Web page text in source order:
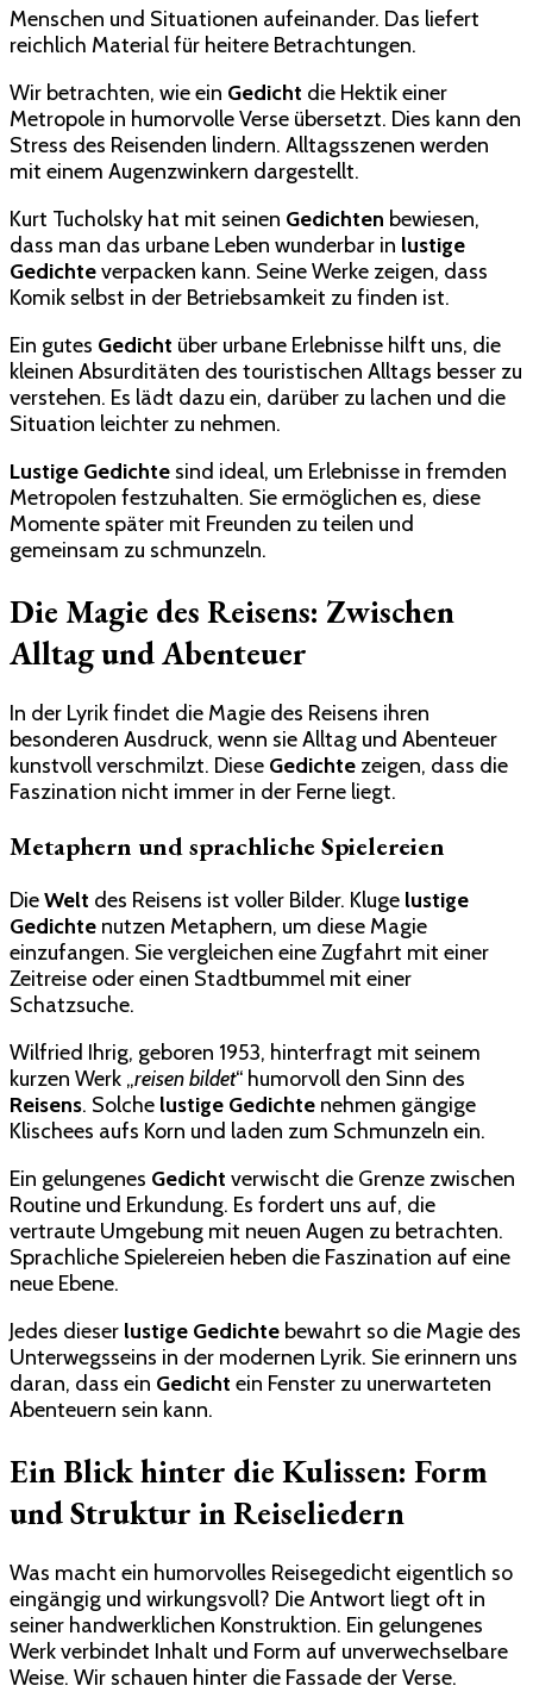
Menschen und Situationen aufeinander. Das liefert
reichlich Material für heitere Betrachtungen.
Wir betrachten, wie ein Gedicht die Hektik einer
Metropole in humorvolle Verse übersetzt. Dies kann den
Stress des Reisenden lindern. Alltagsszenen werden
mit einem Augenzwinkern dargestellt.
Kurt Tucholsky hat mit seinen Gedichten bewiesen,
dass man das urbane Leben wunderbar in lustige
Gedichteverpacken kann. Seine Werke zeigen, dass
Komik selbst in der Betriebsamkeit zu finden ist.
Ein gutes Gedicht über urbane Erlebnisse hilft uns, die
kleinen Absurditäten des touristischen Alltags besser zu
verstehen. Es lädt dazu ein, darüber zu lachen und die
Situation leichter zu nehmen.
Lustige Gedichte sind ideal, um Erlebnisse in fremden
Metropolen festzuhalten. Sie ermöglichen es, diese
Momente später mit Freunden zu teilen und
gemeinsam zu schmunzeln.
Die Magie des Reisens: Zwischen
Alltag und Abenteuer
In der Lyrik findet die Magie des Reisens ihren
besonderen Ausdruck, wenn sie Alltag und Abenteuer
kunstvoll verschmilzt. Diese Gedichte zeigen, dass die
Faszination nicht immer in der Ferne liegt.
Metaphern und sprachliche Spielereien
DieWelt des Reisens ist voller Bilder. Kluge lustige
Gedichte nutzen Metaphern, um diese Magie
einzufangen. Sie vergleichen eine Zugfahrt mit einer
Zeitreise oder einen Stadtbummel mit einer
Schatzsuche.
Wilfried Ihrig, geboren 1953, hinterfragt mit seinem
kurzen Werk „reisen bildet“ humorvoll den Sinn des
Reisens. Solche lustige Gedichte nehmen gängige
Klischees aufs Korn und laden zum Schmunzeln ein.
Ein gelungenes Gedicht verwischt die Grenze zwischen
Routine und Erkundung. Es fordert uns auf, die
vertraute Umgebung mit neuen Augen zu betrachten.
Sprachliche Spielereien heben die Faszination auf eine
neue Ebene.
Jedes dieser lustige Gedichte bewahrt so die Magie des
Unterwegsseins in der modernen Lyrik. Sie erinnern uns
daran, dass ein Gedicht ein Fenster zu unerwarteten
Abenteuern sein kann.
Ein Blick hinter die Kulissen: Form
und Struktur in Reiseliedern
Was macht ein humorvolles Reisegedicht eigentlich so
eingängig und wirkungsvoll? Die Antwort liegt oft in
seiner handwerklichen Konstruktion. Ein gelungenes
Werk verbindet Inhalt und Form auf unverwechselbare
Weise. Wir schauen hinter die Fassade der Verse.